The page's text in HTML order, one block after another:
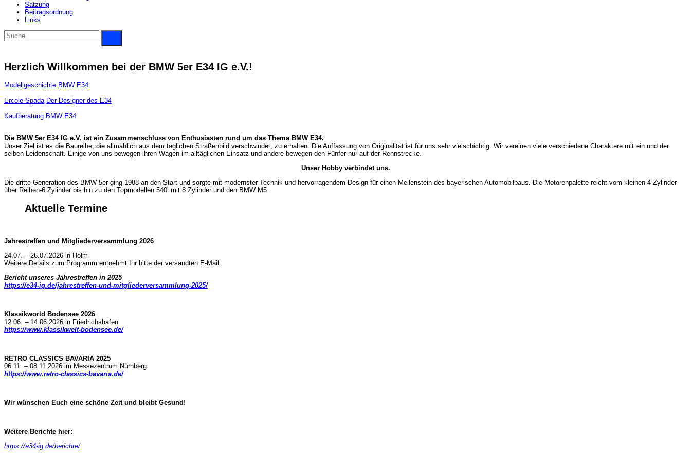
Satzung
Beitragsordnung
Links
Herzlich Willkommen bei der BMW 5er E34 IG e.V.!
Modellgeschichte BMW E34
Ercole Spada Der Designer des E34
Kaufberatung BMW E34
Die BMW 5er E34 IG e.V. ist ein Zusammenschluss von Enthusiasten rund um das Thema BMW E34.
Unser Ziel ist es die Baureihe, die allmählich aus dem täglichen Straßenbild verschwindet, zu erhalten. Die Auffassung von Originalität ist für uns sehr vielschichtig. Wir vereinen viele verschiedene Charaktere mit ein und der
selben Leidenschaft. Einige von uns bewegen ihren Wagen im alltäglichen Einsatz und andere bewegen den Fünfer nur auf der Rennstrecke.
Unser Hobby verbindet uns.
Die dritte Generation des BMW 5er ging 1988 an den Start und sorgte mit modernster Technik und hervorragendem Design für einen Meilenstein des bayerischen Automobilbaus. Die Motorenpalette reicht vom kleinen 4 Zylinder
über Reihen-6 Zylinder bis hin zu den Topmodellen 540i mit 8 Zylinder und den BMW M5.
Aktuelle Termine
Jahrestreffen und Mitgliederversammlung 2026
24.07. – 26.07.2026 in Holm
Weitere Details zum Programm entnehmt Ihr bitte der versandten E-Mail.
Bericht unseres Jahrestreffen in 2025
https://e34-ig.de/jahrestreffen-und-mitgliederversammlung-2025/
Klassikworld Bodensee 2026
12.06. – 14.06.2026 in Friedrichshafen
https://www.klassikwelt-bodensee.de/
RETRO CLASSICS BAVARIA 2025
06.11. – 08.11.2026 im Messezentrum Nürnberg
https://www.retro-classics-bavaria.de/
Wir wünschen Euch eine schöne Zeit und bleibt Gesund!
Weitere Berichte hier:
https://e34-ig.de/berichte/